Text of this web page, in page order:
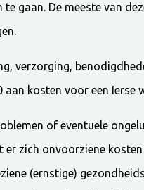
gaan. De meeste van
verzorging,
aan kosten voor een Ierse
of eventuele
zich onvoorziene
(ernstige)